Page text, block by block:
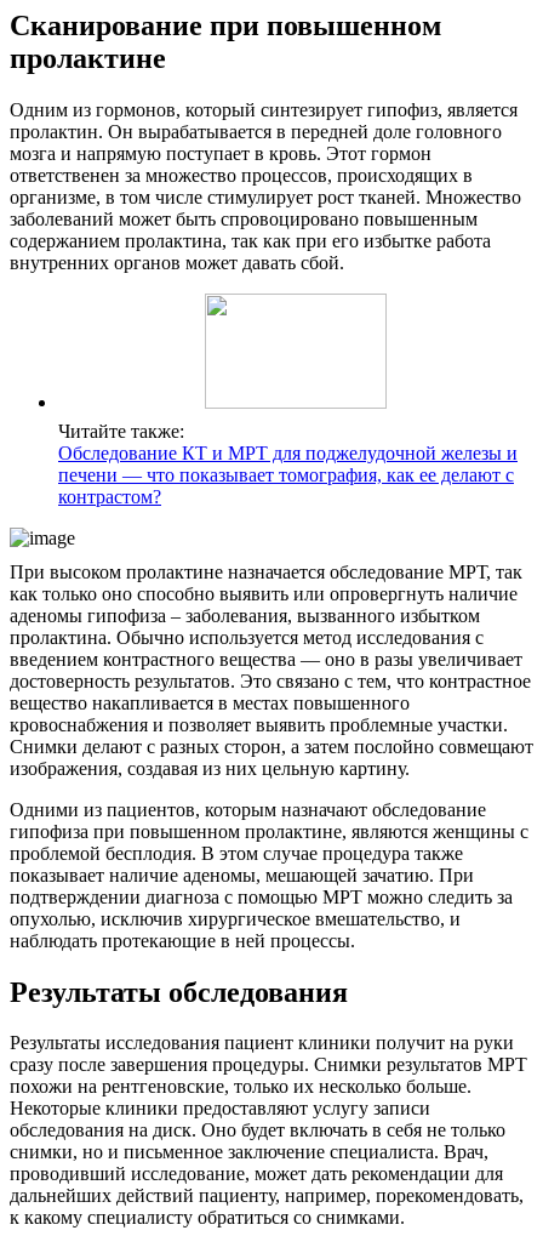
Сканирование при повышенном
пролактине
Одним из гормонов, который синтезирует гипофиз, является
пролактин. Он вырабатывается в передней доле головного
мозга и напрямую поступает в кровь. Этот гормон
ответственен за множество процессов, происходящих в
организме, в том числе стимулирует рост тканей. Множество
заболеваний может быть спровоцировано повышенным
содержанием пролактина, так как при его избытке работа
внутренних органов может давать сбой.
Читайте также:
Обследование КТ и МРТ для поджелудочной железы и
печени — что показывает томография, как ее делают с
контрастом?
При высоком пролактине назначается обследование МРТ, так
как только оно способно выявить или опровергнуть наличие
аденомы гипофиза – заболевания, вызванного избытком
пролактина. Обычно используется метод исследования с
введением контрастного вещества — оно в разы увеличивает
достоверность результатов. Это связано с тем, что контрастное
вещество накапливается в местах повышенного
кровоснабжения и позволяет выявить проблемные участки.
Снимки делают с разных сторон, а затем послойно совмещают
изображения, создавая из них цельную картину.
Одними из пациентов, которым назначают обследование
гипофиза при повышенном пролактине, являются женщины с
проблемой бесплодия. В этом случае процедура также
показывает наличие аденомы, мешающей зачатию. При
подтверждении диагноза с помощью МРТ можно следить за
опухолью, исключив хирургическое вмешательство, и
наблюдать протекающие в ней процессы.
Результаты обследования
Результаты исследования пациент клиники получит на руки
сразу после завершения процедуры. Снимки результатов МРТ
похожи на рентгеновские, только их несколько больше.
Некоторые клиники предоставляют услугу записи
обследования на диск. Оно будет включать в себя не только
снимки, но и письменное заключение специалиста. Врач,
проводивший исследование, может дать рекомендации для
дальнейших действий пациенту, например, порекомендовать,
к какому специалисту обратиться со снимками.